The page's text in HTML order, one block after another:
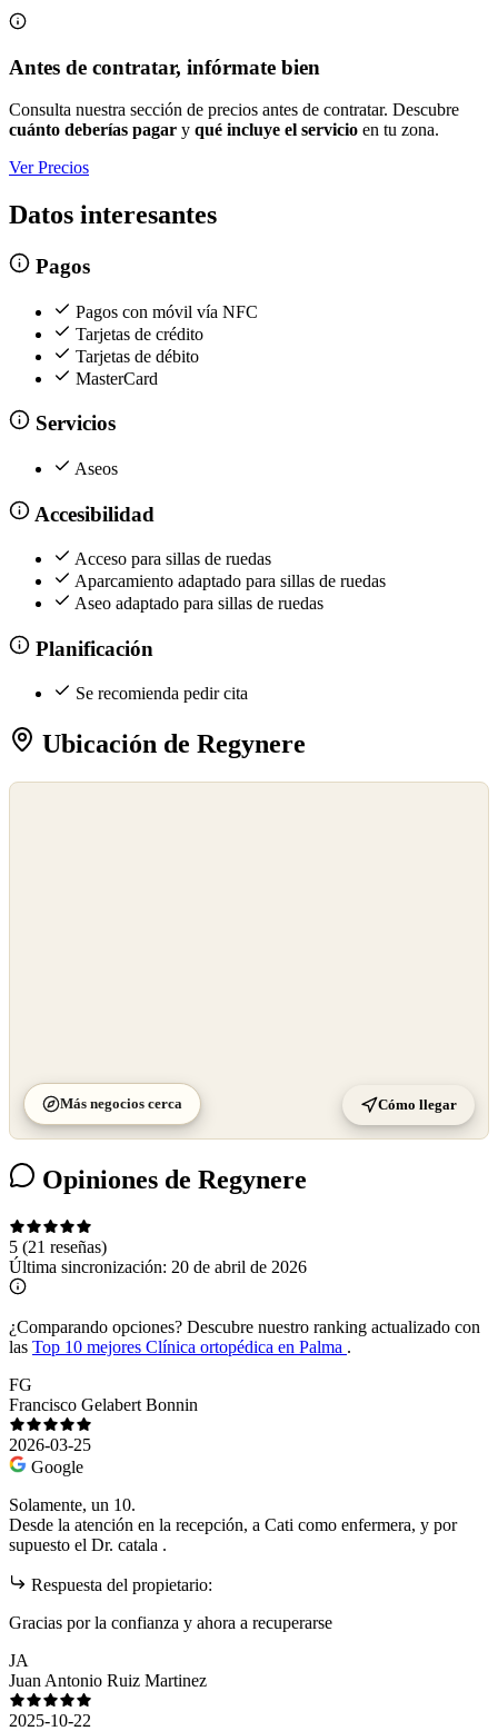
Antes de contratar, infórmate bien
Consulta nuestra sección de precios antes de contratar. Descubre
cuánto deberías pagar y qué incluye el servicio en tu zona.
Ver Precios
Datos interesantes
Pagos
Pagos con móvil vía NFC
Tarjetas de crédito
Tarjetas de débito
MasterCard
Servicios
Aseos
Accesibilidad
Acceso para sillas de ruedas
Aparcamiento adaptado para sillas de ruedas
Aseo adaptado para sillas de ruedas
Planificación
Se recomienda pedir cita
Ubicación de Regynere
Más negocios cerca Cómo llegar
Opiniones de Regynere
5 (21 reseñas)
Última sincronización: 20 de abril de 2026
¿Comparando opciones? Descubre nuestro ranking actualizado con
las Top 10 mejores Clínica ortopédica en Palma .
FG
Francisco Gelabert Bonnin
2026-03-25
Google
Solamente, un 10.
Desde la atención en la recepción, a Cati como enfermera, y por
supuesto el Dr. catala .
Respuesta del propietario:
Gracias por la confianza y ahora a recuperarse
JA
Juan Antonio Ruiz Martinez
2025-10-22